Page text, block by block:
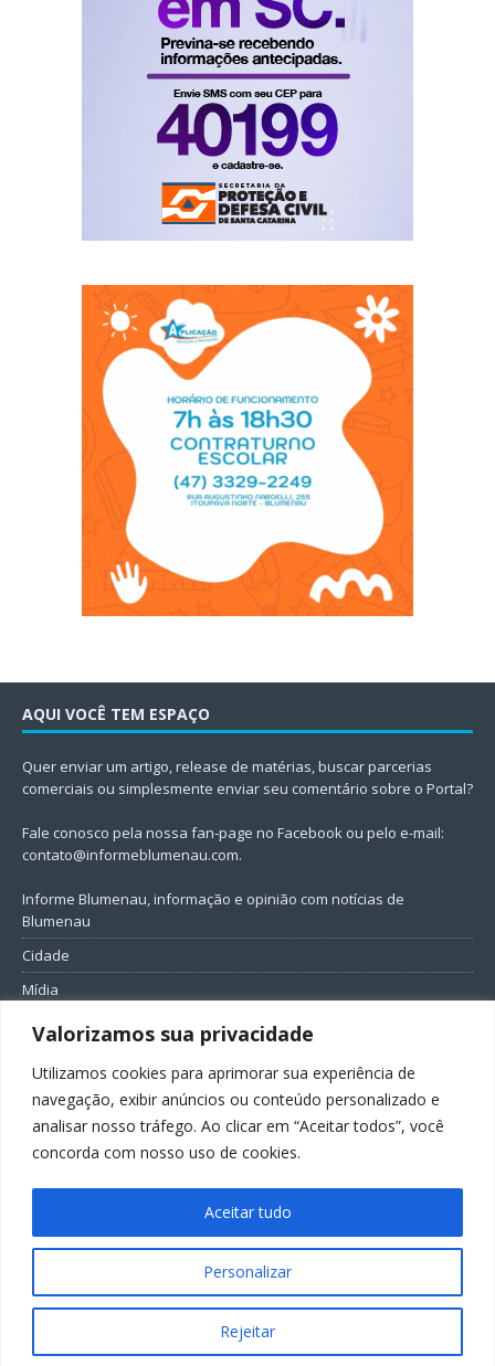
Valorizamos sua privacidade
Utilizamos cookies para aprimorar sua experiência de
navegação, exibir anúncios ou conteúdo personalizado e
analisar nosso tráfego. Ao clicar em “Aceitar todos”, você
concorda com nosso uso de cookies.
Personalizar
Rejeitar
Aceitar tudo
AQUI VOCÊ TEM ESPAÇO
Quer enviar um artigo, release de matérias, buscar parcerias
comerciais ou simplesmente enviar seu comentário sobre o Portal?
Fale conosco pela nossa fan-page no Facebook ou pelo e-mail:
contato@informeblumenau.com.
Informe Blumenau, informação e opinião com notícias de
Blumenau
Cidade
Mídia
Entretenimento
Política
FIQUE CONECTADO
Todos os direitos reservados ao Informe Blumenau